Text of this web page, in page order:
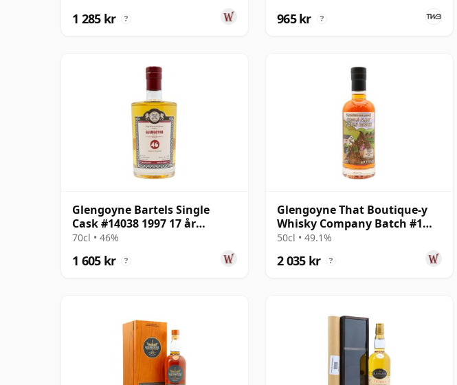
1 285 kr ? 965 kr ?
Glengoyne Bartels Single
Cask #14038 1997 17 år
gammal
70cl • 46%
1 605 kr ?
Glengoyne That Boutique-y
Whisky Company Batch #1
Single Mal 2001 17 år gammal
50cl • 49.1%
2 035 kr ?